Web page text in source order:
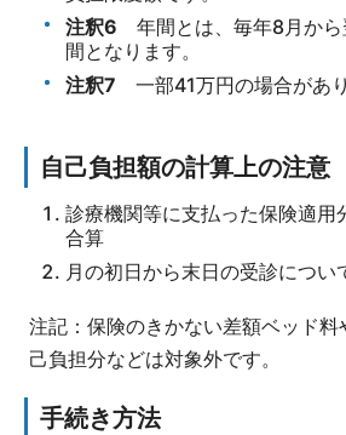
注釈6 年間とは、毎年8月から
間となります。
注釈7 一部41万円の場合があり
自己負担額の計算上の注意
診療機関等に支払った保険適用
合算
月の初日から末日の受診につい
注記：保険のきかない差額ベッド料
己負担分などは対象外です。
手続き方法